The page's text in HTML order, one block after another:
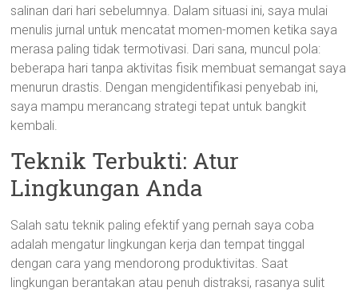
salinan dari hari sebelumnya. Dalam situasi ini, saya mulai
menulis jurnal untuk mencatat momen-momen ketika saya
merasa paling tidak termotivasi. Dari sana, muncul pola:
beberapa hari tanpa aktivitas fisik membuat semangat saya
menurun drastis. Dengan mengidentifikasi penyebab ini,
saya mampu merancang strategi tepat untuk bangkit
kembali.
Teknik Terbukti: Atur
Lingkungan Anda
Salah satu teknik paling efektif yang pernah saya coba
adalah mengatur lingkungan kerja dan tempat tinggal
dengan cara yang mendorong produktivitas. Saat
lingkungan berantakan atau penuh distraksi, rasanya sulit